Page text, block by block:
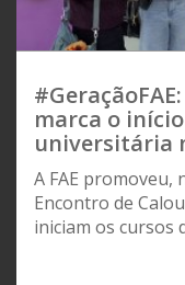
marca o
universitária
A FAE promoveu,
Encontro de
iniciam os cursos